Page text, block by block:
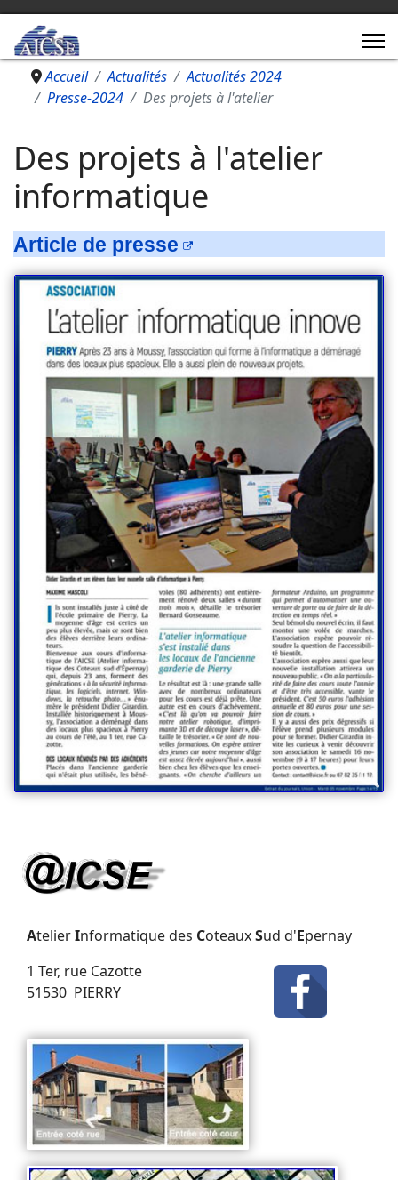
Accueil Actualités
Actualités 2024
Presse-2024
Des projets à l'atelier
Des projets à l'atelier
informatique
Article de presse
AtelierInformatique des CoteauxSud d'Epernay
1 Ter, rue Cazotte
51530 PIERRY